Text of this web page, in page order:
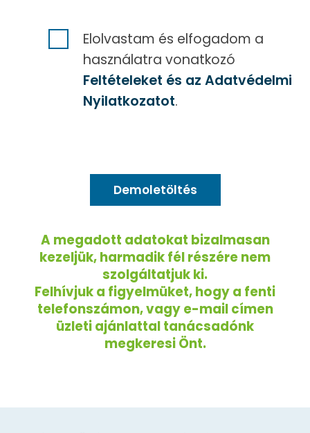
Elolvastam és elfogadom a
használatra vonatkozó
Feltételeket és az Adatvédelmi
Nyilatkozatot.
A megadott adatokat bizalmasan
kezeljük, harmadik fél részére nem
szolgáltatjuk ki.
Felhívjuk a figyelmüket, hogy a fenti
telefonszámon, vagy e-mail címen
üzleti ajánlattal tanácsadónk
megkeresi Önt.